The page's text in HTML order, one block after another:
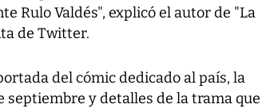
Rulo Valdés", explicó el autor de "La
de Twitter.
del cómic dedicado al país, la
septiembre y detalles de la trama que